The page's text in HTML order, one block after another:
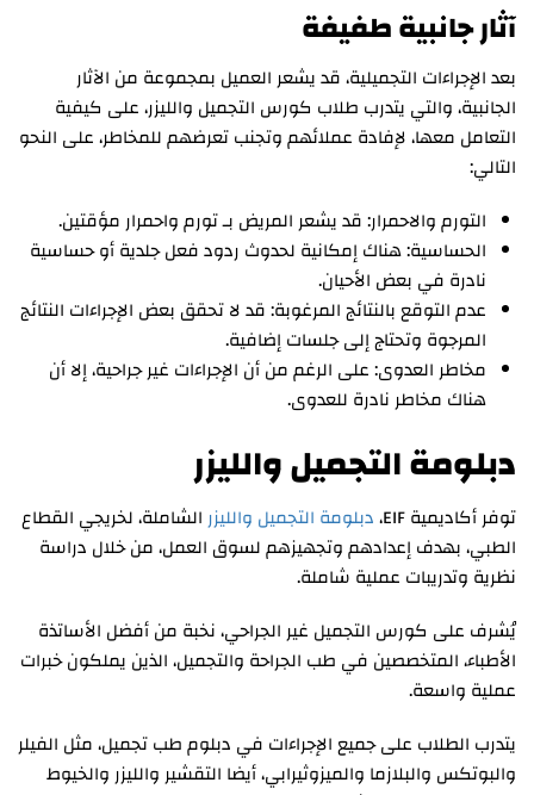
آثار جانبية طفيفة
بعد الإجراءات التجميلية، قد يشعر العميل بمجموعة من الآثار
الجانبية، والتي يتدرب طلاب كورس التجميل والليزر، على كيفية
التعامل معها، لإفادة عملائهم وتجنب تعرضهم للمخاطر، على النحو
التالي:
التورم والاحمرار: قد يشعر المريض بـ تورم واحمرار مؤقتين.
الحساسية: هناك إمكانية لحدوث ردود فعل جلدية أو حساسية
نادرة في بعض الأحيان.
عدم التوقع بالنتائج المرغوبة: قد لا تحقق بعض الإجراءات النتائج
المرجوة وتحتاج إلى جلسات إضافية.
مخاطر العدوى: على الرغم من أن الإجراءات غير جراحية، إلا أن
هناك مخاطر نادرة للعدوى.
دبلومة التجميل والليزر
توفر أكاديمية EIF، دبلومة التجميل والليزرالشاملة، لخريجي القطاع
الطبي، بهدف إعدادهم وتجهيزهم لسوق العمل، من خلال دراسة
نظرية وتدريبات عملية شاملة.
يُشرف على كورس التجميل غير الجراحي، نخبة من أفضل الأساتذة
الأطباء، المتخصصين في طب الجراحة والتجميل، الذين يملكون خبرات
عملية واسعة.
يتدرب الطلاب على جميع الإجراءات في دبلوم طب تجميل، مثل الفيلر
والبوتكس والبلازما والميزوثيرابي، أيضا التقشير والليزر والخيوط